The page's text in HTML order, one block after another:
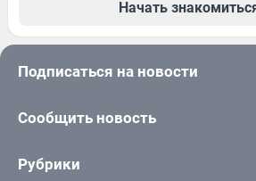
Начать
Подписаться на новости
Сообщить новость
Рубрики